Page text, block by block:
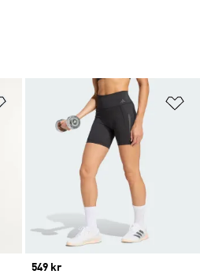
Lägg till på önskelistan
Price
549 kr